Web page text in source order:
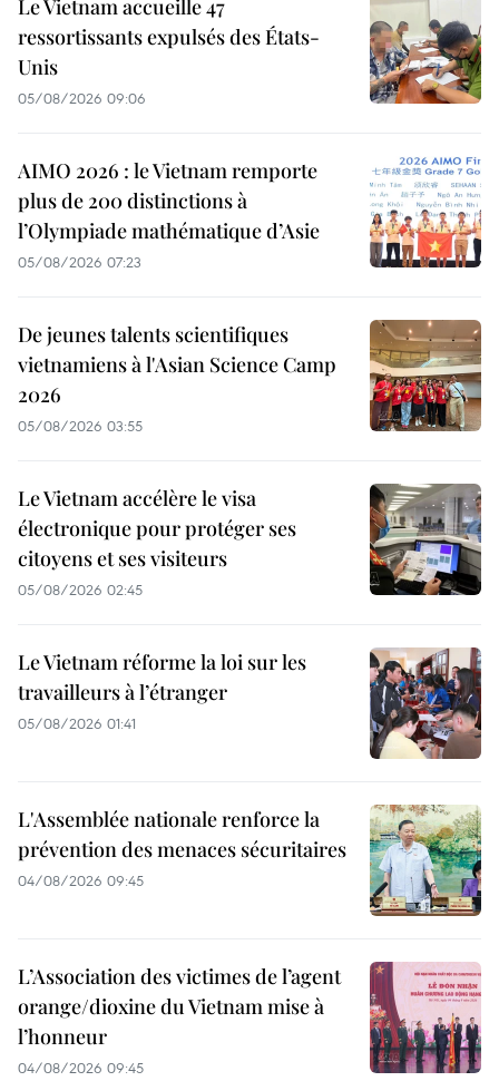
Le Vietnam accueille 47
ressortissants expulsés des États-
Unis
05/08/2026 09:06
AIMO 2026 : le Vietnam remporte
plus de 200 distinctions à
l’Olympiade mathématique d’Asie
05/08/2026 07:23
De jeunes talents scientifiques
vietnamiens à l'Asian Science Camp
2026
05/08/2026 03:55
Le Vietnam accélère le visa
électronique pour protéger ses
citoyens et ses visiteurs
05/08/2026 02:45
Le Vietnam réforme la loi sur les
travailleurs à l’étranger
05/08/2026 01:41
L'Assemblée nationale renforce la
prévention des menaces sécuritaires
04/08/2026 09:45
L’Association des victimes de l’agent
orange/dioxine du Vietnam mise à
l’honneur
04/08/2026 09:45